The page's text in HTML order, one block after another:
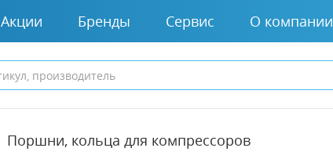
Акции Бренды Сервис О компании
Поршни, кольца для компрессоров